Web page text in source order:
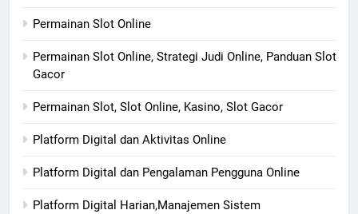
Permainan Slot Online
Permainan Slot Online, Strategi Judi Online, Panduan Slot
Gacor
Permainan Slot, Slot Online, Kasino, Slot Gacor
Platform Digital dan Aktivitas Online
Platform Digital dan Pengalaman Pengguna Online
Platform Digital Harian,Manajemen Sistem